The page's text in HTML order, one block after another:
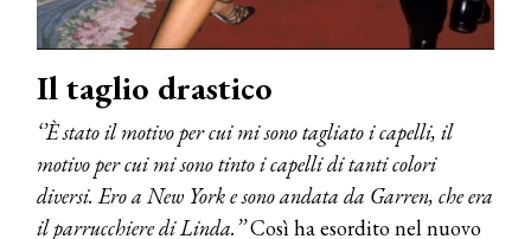
Il taglio drastico
‘’È stato il motivo per cui mi sono tagliato i capelli, il
motivo per cui mi sono tinto i capelli di tanti colori
diversi. Ero a New York e sono andata da Garren, che era
il parrucchiere di Linda.’’Così ha esordito nel nuovo